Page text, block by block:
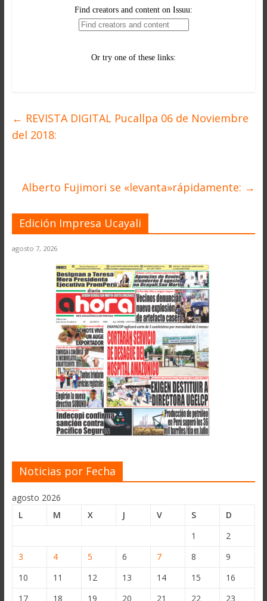
← REVISTA DIGITAL Pucallpa 06 de Noviembre
del 2018:
Alberto Fujimori se «levanta»rápidamente: →
Edición Impresa Ucayali
agosto 7, 2026
Noticias por Fecha
agosto 2026
L
M X J V S
D
1
2
3
4 5 6 7 8
9
10
11 12 13 14 15
16
17
18 19 20 21 22
23